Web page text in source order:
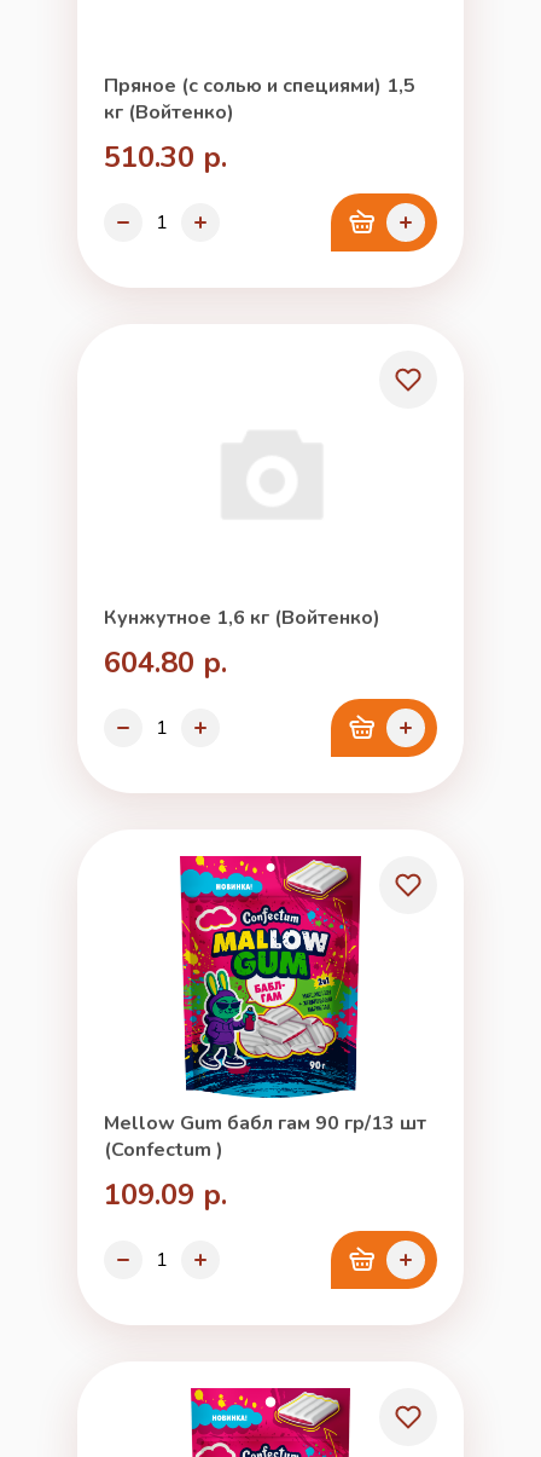
Пряное (с солью и специями) 1,5
кг (Войтенко)
510.30 р.
Кунжутное 1,6 кг (Войтенко)
604.80 р.
Mellow Gum бабл гам 90 гр/13 шт
(Confectum )
109.09 р.